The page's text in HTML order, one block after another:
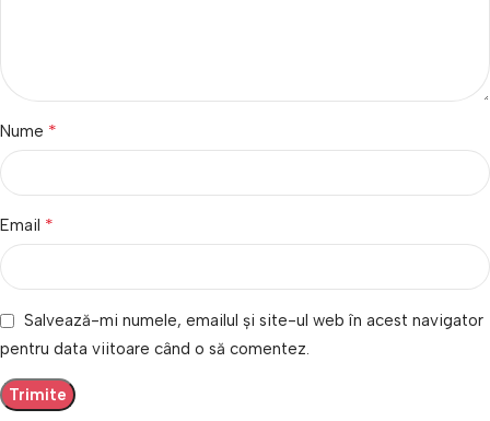
Nume *
Email *
Salvează-mi numele, emailul și site-ul web în acest navigator
pentru data viitoare când o să comentez.